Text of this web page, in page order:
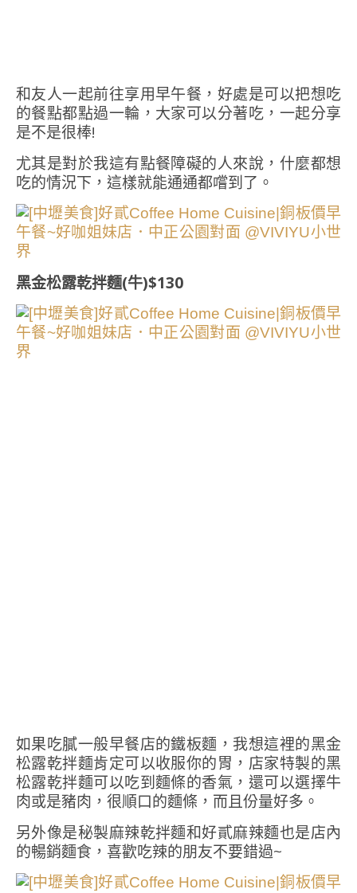
和友人一起前往享用早午餐，好處是可以把想吃
的餐點都點過一輪，大家可以分著吃，一起分享
是不是很棒!
尤其是對於我這有點餐障礙的人來說，什麼都想
吃的情況下，這樣就能通通都嚐到了。
黑金松露乾拌麵(牛)$130
如果吃膩一般早餐店的鐵板麵，我想這裡的黑金
松露乾拌麵肯定可以收服你的胃，店家特製的黑
松露乾拌麵可以吃到麵條的香氣，還可以選擇牛
肉或是豬肉，很順口的麵條，而且份量好多。
另外像是秘製麻辣乾拌麵和好貳麻辣麵也是店內
的暢銷麵食，喜歡吃辣的朋友不要錯過~